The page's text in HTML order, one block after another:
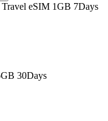
eSIM 1GB 7Days
30Days